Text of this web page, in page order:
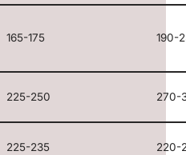
165-175 190-
225-250 270-
225-235 220-